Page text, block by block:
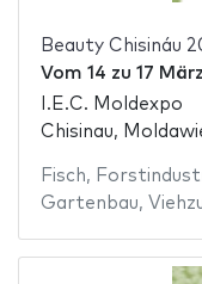
Beauty Chisináu
Vom 14 zu 17
I.E.C. Moldexpo
Chisinau,
Fisch,
Gartenbau,